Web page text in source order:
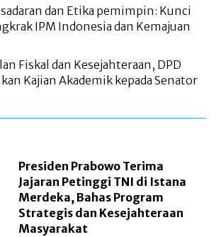
dan Etika pemimpin: Kunci
IPM Indonesia dan Kemajuan
Fiskal dan Kesejahteraan, DPD
Kajian Akademik kepada Senator
Presiden Prabowo Terima
Jajaran Petinggi TNI di Istana
Merdeka, Bahas Program
Strategis dan Kesejahteraan
Masyarakat